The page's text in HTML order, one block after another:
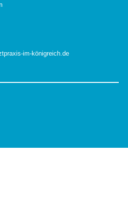
im-königreich.de